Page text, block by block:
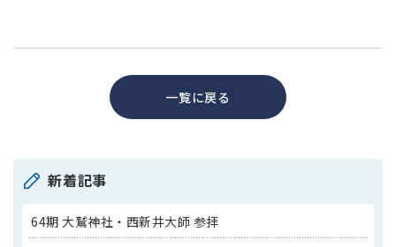
一覧に戻る
新着記事
64期 大鷲神社・西新井大師 参拝